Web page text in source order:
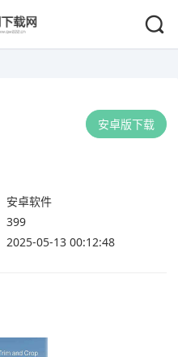
安卓版下载
安卓软件
399
2025-05-13 00:12:48